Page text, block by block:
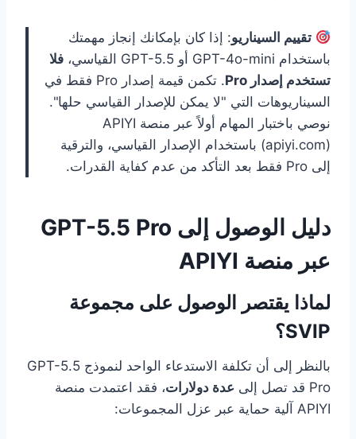
تقييم السيناريو: إذا كان بإمكانك إنجاز مهمتك
باستخدام GPT-4o-mini أو GPT-5.5 القياسي،
فلا
تستخدم إصدار Pro
. تكمن قيمة إصدار Pro فقط في
السيناريوهات التي "لا يمكن للإصدار القياسي حلها".
نوصي باختبار المهام أولاً عبر منصة APIYI
(apiyi.com) باستخدام الإصدار القياسي، والترقية
إلى Pro فقط بعد التأكد من عدم كفاية القدرات.
دليل الوصول إلى GPT-5.5 Pro
عبر منصة APIYI
لماذا يقتصر الوصول على مجموعة
SVIP؟
بالنظر إلى أن تكلفة الاستدعاء الواحد لنموذج GPT-5.5
Pro قد تصل إلى
عدة دولارات، فقد اعتمدت منصة
APIYI آلية حماية عبر عزل المجموعات: